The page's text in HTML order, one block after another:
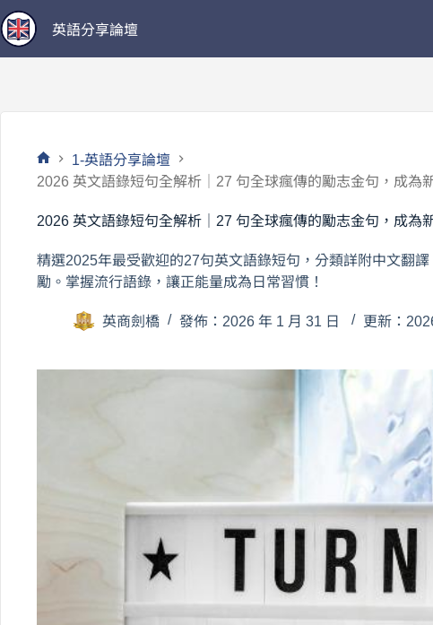
跳
至
主
英語分享論壇
首
1-英語分享論壇
2026 英文語錄短句全解析｜27 句全球瘋傳的勵志金句，成為
2026 英文語錄短句全解析｜27 句全球瘋傳的勵志金句，成為
精選2025年最受歡迎的27句英文語錄短句，分類詳附中文翻
勵。掌握流行語錄，讓正能量成為日常習慣！
英商劍橋 發佈：2026 年 1 月 31 日 更新：